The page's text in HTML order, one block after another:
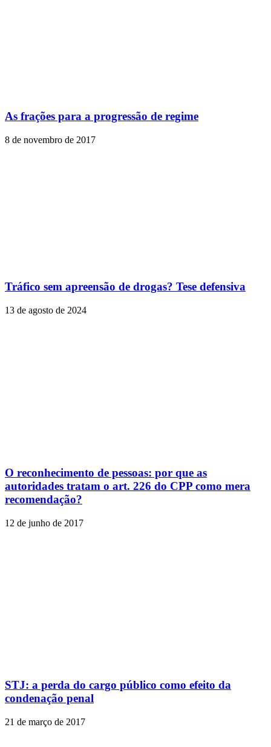
As frações para a progressão de regime
8 de novembro de 2017
Tráfico sem apreensão de drogas? Tese defensiva
13 de agosto de 2024
O reconhecimento de pessoas: por que as
autoridades tratam o art. 226 do CPP como mera
recomendação?
12 de junho de 2017
STJ: a perda do cargo público como efeito da
condenação penal
21 de março de 2017